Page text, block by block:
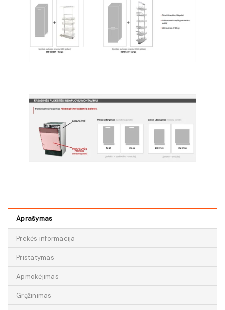
Aprašymas
Prekės informacija
Pristatymas
Apmokėjimas
Grąžinimas